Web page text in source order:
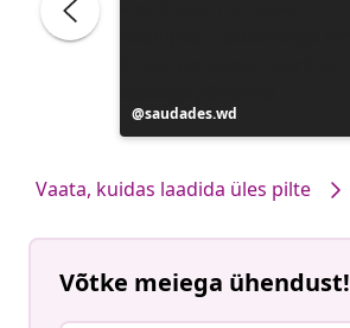
Postitus
avaldatud
saudades.wd
Vaata, kuidas laadida üles pilte
Võtke meiega ühendust!